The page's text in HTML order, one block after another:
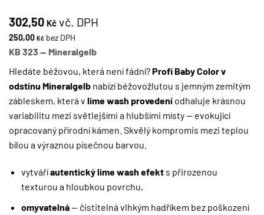
302,50 Kč vč. DPH
250,00 Kč bez DPH
KB 323 — Mineralgelb
Hledáte béžovou, která není fádní?Profi Baby Color v
odstínu Mineralgelb nabízí béžovožlutou s jemným zemitým
zábleskem, která v lime wash provedení odhaluje krásnou
variabilitu mezi světlejšími a hlubšími místy — evokující
opracovaný přírodní kámen. Skvělý kompromis mezi teplou
bílou a výraznou písečnou barvou.
vytváříautentický lime wash efekts přirozenou
texturou a hloubkou povrchu,
omyvatelná— čistitelná vlhkým hadříkem bez poškození